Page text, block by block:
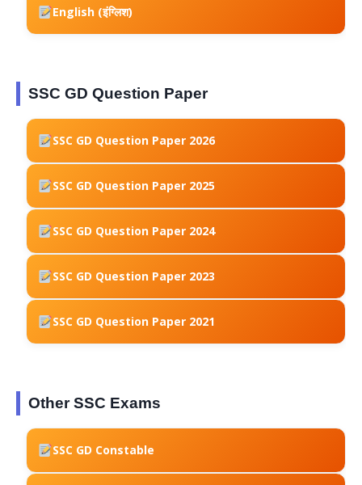
English (इंग्लिश)
SSC GD Question Paper
SSC GD Question Paper 2026
SSC GD Question Paper 2025
SSC GD Question Paper 2024
SSC GD Question Paper 2023
SSC GD Question Paper 2021
Other SSC Exams
SSC GD Constable